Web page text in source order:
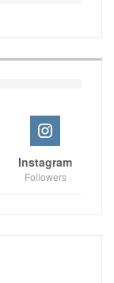
Instagram
Followers